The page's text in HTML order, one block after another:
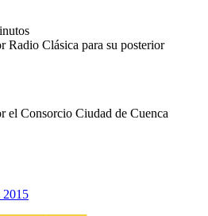
Radio Clásica para su posterior
el Consorcio Ciudad de Cuenca
2015